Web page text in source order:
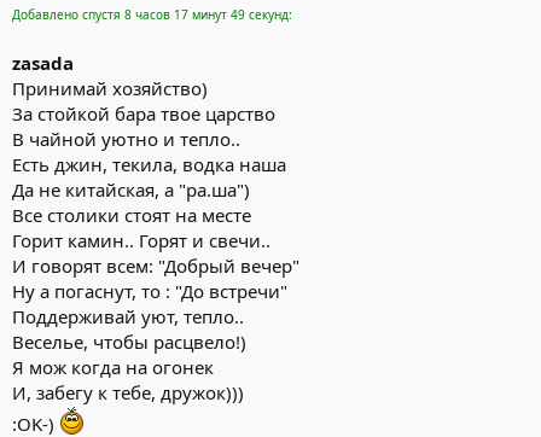
Добавлено спустя 8 часов 17 минут 49 секунд:
zasada
Принимай хозяйство)
За стойкой бара твое царство
В чайной уютно и тепло..
Есть джин, текила, водка наша
Да не китайская, а "ра.ша")
Все столики стоят на месте
Горит камин.. Горят и свечи..
И говорят всем: "Добрый вечер"
Ну а погаснут, то : "До встречи"
Поддерживай уют, тепло..
Веселье, чтобы расцвело!)
Я мож когда на огонек
И, забегу к тебе, дружок)))
:OK-)